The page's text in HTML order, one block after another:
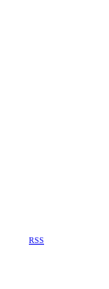
RSS